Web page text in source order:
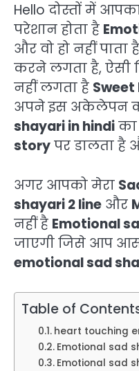
Hello दोस्तों में
परेशान होता है
और वो हो नहीं पाता
करने लगता है, ऐसी
नहीं लगता है Sweet
अपने इस अकेलेपन
shayari in hindiका
storyपर डालता है
अगर आपको मेरा
shayari 2 line और
नहीं है Emotional
जाएगी जिसे आप
emotional sad
Table of
heart touching
Emotional sad
Emotional sad